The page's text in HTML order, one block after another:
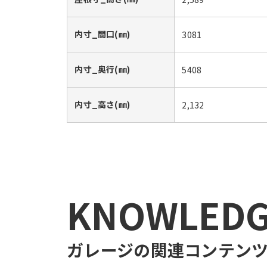
内寸_間口(㎜) 3081
内寸_奥行(㎜) 5408
内寸_高さ(㎜) 2,132
ガレージの関連コンテン